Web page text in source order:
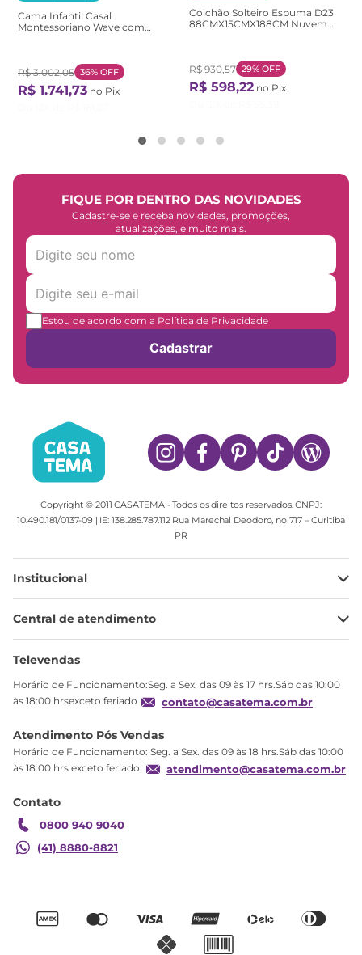
Cama Infantil Casal
Montessoriano Wave com
Natural/Branco
R$ 3.002,05 36% OFF
R$ 1.741,73 no Pix
Colchão Solteiro Espuma D23
88CMX15CMX188CM Nuvem
R$ 930,57 29% OFF
R$ 598,22 no Pix
FIQUE POR DENTRO DAS NOVIDADES
Cadastre-se e receba novidades, promoções,
atualizações, e muito mais.
Estou de acordo com a Política de Privacidade
Cadastrar
Copyright © 2011 CASATEMA - Todos os direitos reservados. CNPJ:
10.490.181/0137-09 | IE: 138.285.787.112 Rua Marechal Deodoro, no 717 – Curitiba
PR
Institucional
Minha Conta
Meus pedidos
Troca
Garantia
Central de atendimento
Ajuda
Televendas
Horário de Funcionamento:Seg. a Sex. das 09 às 17 hrs.Sáb das 10:00
às 18:00 hrsexceto feriado
contato@casatema.com.br
Atendimento Pós Vendas
Horário de Funcionamento: Seg. a Sex. das 09 às 18 hrs.Sáb das 10:00
às 18:00 hrs exceto feriado
atendimento@casatema.com.br
Contato
0800 940 9040
(41) 8880-8821